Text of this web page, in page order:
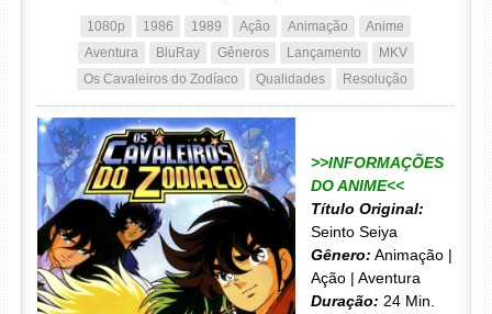
1080p 1986 1989 Ação Animação
Anime
Aventura
BluRay Gêneros Lançamento
MKV
Os Cavaleiros do Zodíaco
Qualidades Resolução
>>INFORMAÇÕES
DO ANIME<<
Título Original:
Seinto Seiya
Gênero: Animação |
Ação | Aventura
Duração: 24 Min.